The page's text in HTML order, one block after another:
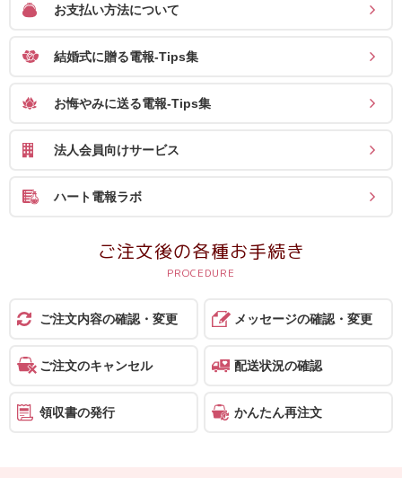
お支払い方法について
結婚式に贈る電報-Tips集
お悔やみに送る電報-Tips集
法人会員向けサービス
ハート電報ラボ
ご注文後の各種お手続き
ご注文内容の確認・変更 メッセージの確認・変更
ご注文のキャンセル 配送状況の確認
領収書の発行 かんたん再注文